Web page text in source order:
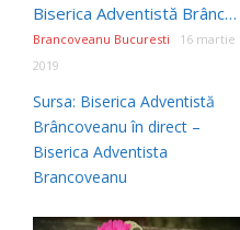
Biserica Adventistă Brâncoveanu în direct
Brancoveanu Bucuresti
16 martie
2019
Sursa: Biserica Adventistă
Brâncoveanu în direct –
Biserica Adventista
Brancoveanu